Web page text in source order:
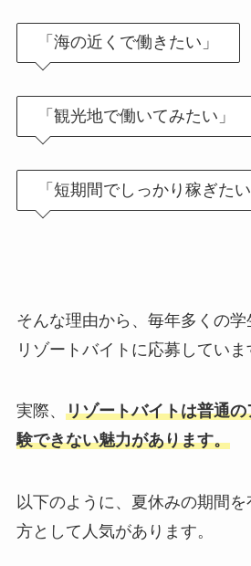
「海の近くで働きたい」
「観光地で働いてみたい」
「短期間でしっかり稼ぎたい
そんな理由から、毎年多くの
リゾートバイトに応募していま
実際、 リゾートバイトは普通
験できない魅力があります。
以下のように、夏休みの期間
方として人気があります。